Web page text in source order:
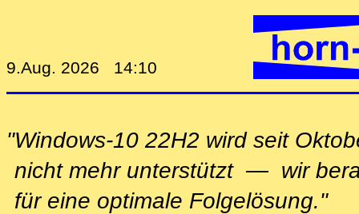
9.Aug. 2026 14:10
"Windows-10 22H2 wird seit
nicht mehr unterstützt — wir
für eine optimale Folgelösung."